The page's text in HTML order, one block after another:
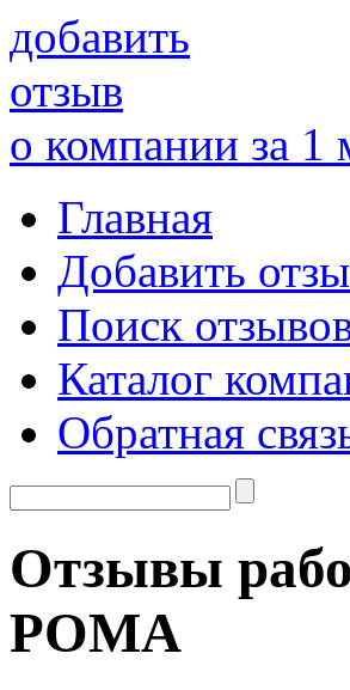
добавить
отзыв
о компании за 1
Главная
Добавить
Поиск
Каталог
Обратная
Отзывы
РОМА